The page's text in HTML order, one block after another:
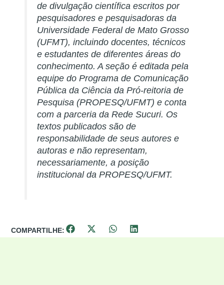
de divulgação científica escritos por
pesquisadores e pesquisadoras da
Universidade Federal de Mato Grosso
(UFMT), incluindo docentes, técnicos
e estudantes de diferentes áreas do
conhecimento. A seção é editada pela
equipe do Programa de Comunicação
Pública da Ciência da Pró-reitoria de
Pesquisa (PROPESQ/UFMT) e conta
com a parceria da Rede Sucuri. Os
textos publicados são de
responsabilidade de seus autores e
autoras e não representam,
necessariamente, a posição
institucional da PROPESQ/UFMT.
COMPARTILHE: